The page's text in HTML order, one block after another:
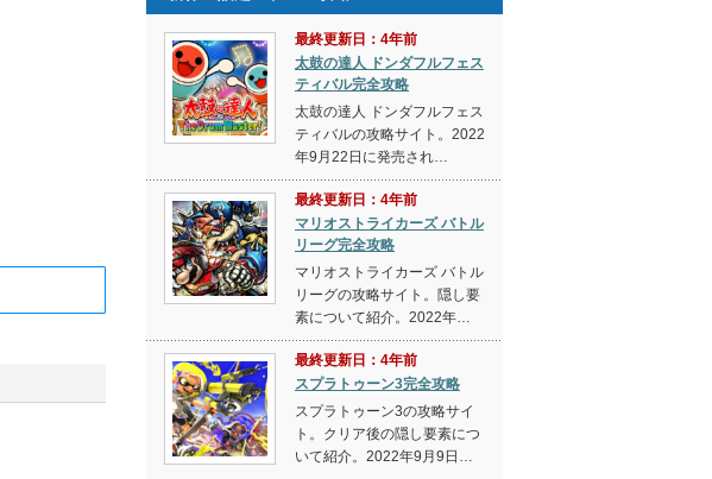
最終更新日：4年前
太鼓の達人 ドンダフルフェス
ティバル完全攻略
太鼓の達人 ドンダフルフェス
ティバルの攻略サイト。2022
年9月22日に発売され…
最終更新日：4年前
マリオストライカーズ バトル
リーグ完全攻略
マリオストライカーズ バトル
リーグの攻略サイト。隠し要
素について紹介。2022年…
最終更新日：4年前
スプラトゥーン3完全攻略
スプラトゥーン3の攻略サイ
ト。クリア後の隠し要素につ
いて紹介。2022年9月9日…